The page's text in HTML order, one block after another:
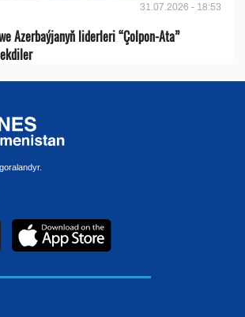
31.07.2026 - 18:53
Azerbaýjanyň liderleri “Çolpon-Ata”